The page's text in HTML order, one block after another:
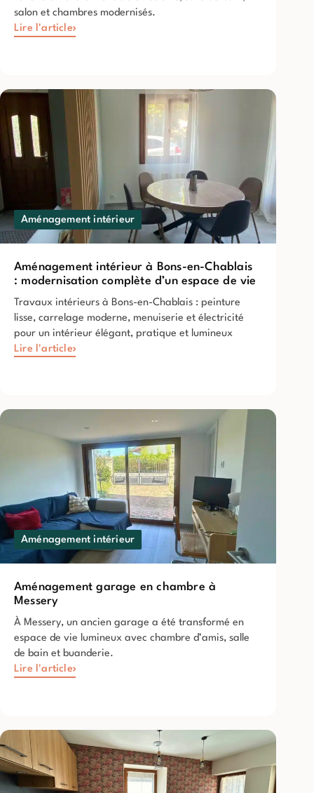
salon et chambres modernisés.
Lire l'article
Aménagement intérieur
Aménagement intérieur à Bons-en-Chablais
: modernisation complète d’un espace de vie
Travaux intérieurs à Bons-en-Chablais : peinture
lisse, carrelage moderne, menuiserie et électricité
pour un intérieur élégant, pratique et lumineux
Lire l'article
Aménagement intérieur
Aménagement garage en chambre à
Messery
À Messery, un ancien garage a été transformé en
espace de vie lumineux avec chambre d’amis, salle
de bain et buanderie.
Lire l'article